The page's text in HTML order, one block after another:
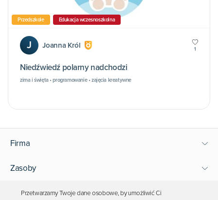
Przedszkole Edukacja wczesnoszkolna
J Joanna Król 1
Niedźwiedź polarny nadchodzi
zima i święta • programowanie • zajęcia kreatywne
Firma
Zasoby
Wsparcie
Przetwarzamy Twoje dane osobowe, by umożliwić Ci